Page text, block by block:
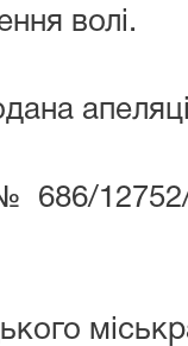
волі.
686/